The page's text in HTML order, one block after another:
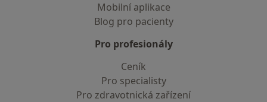
Mobilní aplikace
Blog pro pacienty
Pro profesionály
Ceník
Pro specialisty
Pro zdravotnická zařízení